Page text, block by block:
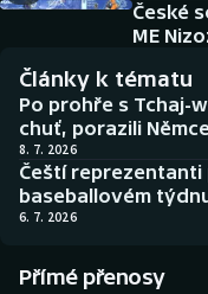
Baseball a softbal
Basketbal
Biatlon
Boby a skeleton
Box
Historické návraty
Aplikace ČT sport
AZ kvíz
České
ME
Články k tématu
Po prohře s Tchaj-
chuť, porazili
8. 7. 2026
Čeští reprezentanti
baseballovém
6. 7. 2026
Přímé přenosy